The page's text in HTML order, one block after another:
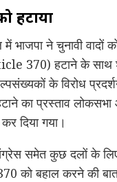
हटाया
भाजपा ने चुनावी वादों
370) हटाने के साथ
के विरोध
का प्रस्ताव लोकसभा
दिया गया।
समेत कुछ दलों के
को बहाल करने की